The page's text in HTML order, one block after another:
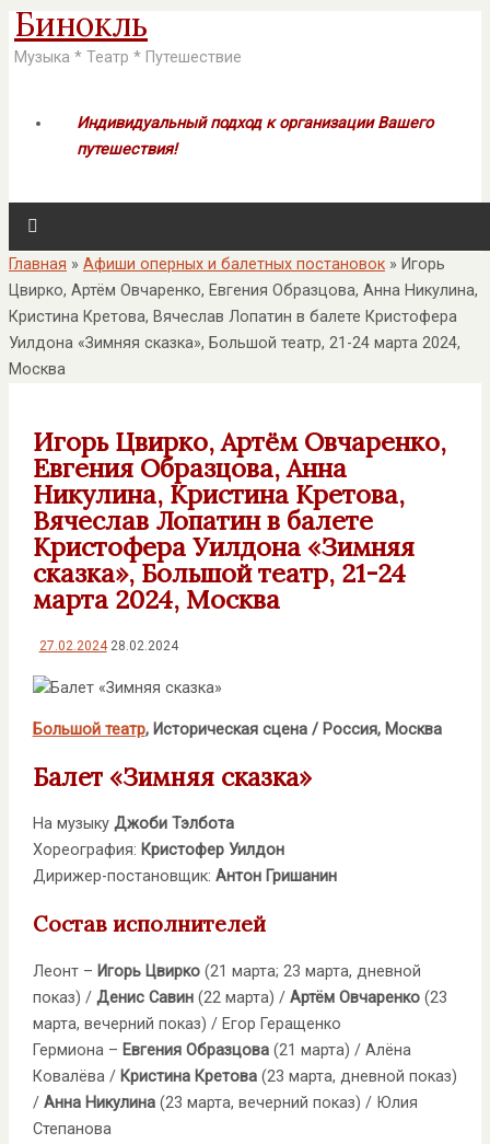
Бинокль
Музыка * Театр * Путешествие
Индивидуальный подход к организации Вашего
путешествия!
Главная » Афиши оперных и балетных постановок » Игорь
Цвирко, Артём Овчаренко, Евгения Образцова, Анна Никулина,
Кристина Кретова, Вячеслав Лопатин в балете Кристофера
Уилдона «Зимняя сказка», Большой театр, 21-24 марта 2024,
Москва
Игорь Цвирко, Артём Овчаренко,
Евгения Образцова, Анна
Никулина, Кристина Кретова,
Вячеслав Лопатин в балете
Кристофера Уилдона «Зимняя
сказка», Большой театр, 21-24
марта 2024, Москва
27.02.2024 28.02.2024
Большой театр, Историческая сцена / Россия, Москва
Балет «Зимняя сказка»
На музыку Джоби Тэлбота
Хореография: Кристофер Уилдон
Дирижер-постановщик: Антон Гришанин
Состав исполнителей
Леонт – Игорь Цвирко(21 марта; 23 марта, дневной
показ) / Денис Савин (22 марта) / Артём Овчаренко(23
марта, вечерний показ) / Егор Геращенко
Гермиона – Евгения Образцова(21 марта) / Алёна
Ковалёва / Кристина Кретова (23 марта, дневной показ)
/ Анна Никулина(23 марта, вечерний показ) / Юлия
Степанова